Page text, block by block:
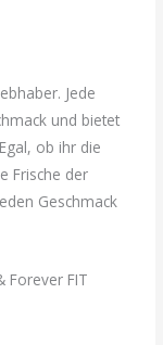
Jede
und bietet
ob ihr die
Frische der
Geschmack
Forever FIT